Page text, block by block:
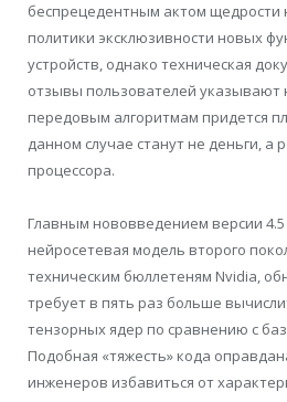
беспрецедентным актом
политики эксклюзивности новых
устройств, однако техническая
отзывы пользователей указывают
передовым алгоритмам придется
данном случае станут не деньги, а
процессора.
Главным нововведением версии
нейросетевая модель второго
техническим бюллетеням Nvidia,
требует в пять раз больше
тензорных ядер по сравнению с
Подобная «тяжесть» кода
инженеров избавиться от